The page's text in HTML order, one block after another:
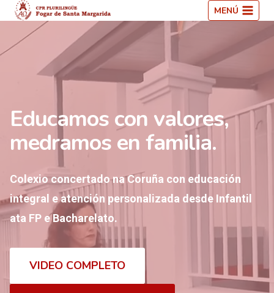
Saltar
ao
contido
MENÚ
Educamos con valores,
medramos en familia.
Colexio concertado na Coruña con educación
integral e atención personalizada desde Infantil
ata FP e Bacharelato.
VIDEO COMPLETO